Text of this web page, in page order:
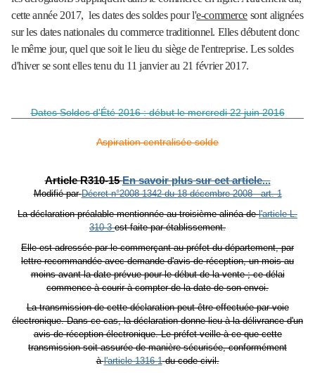
cette année 2017, les dates des soldes pour l'e-commerce sont alignées
sur les dates nationales du commerce traditionnel. Elles débutent donc
le même jour, quel que soit le lieu du siège de l'entreprise. Les soldes
d'hiver se sont elles tenu du 11 janvier au 21 février 2017.
Dates Soldes d'Été 2016 : début le mercredi 22 juin 2016
Aspiration centralisée solde
Article R310-15 En savoir plus sur cet article...
Modifié par Décret n°2008-1342 du 18 décembre 2008 - art. 1
La déclaration préalable mentionnée au troisième alinéa de l'article L.
310-3 est faite par établissement.
Elle est adressée par le commerçant au préfet du département, par
lettre recommandée avec demande d'avis de réception, un mois au
moins avant la date prévue pour le début de la vente ; ce délai
commence à courir à compter de la date de son envoi.
La transmission de cette déclaration peut être effectuée par voie
électronique. Dans ce cas, la déclaration donne lieu à la délivrance d'un
avis de réception électronique. Le préfet veille à ce que cette
transmission soit assurée de manière sécurisée, conformément
à l'article 1316-1 du code civil.